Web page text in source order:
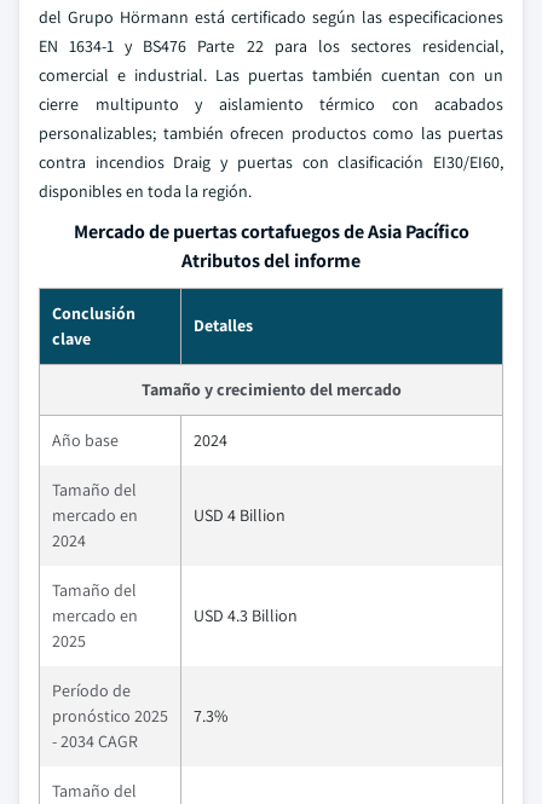
del Grupo Hörmann está certificado según las especificaciones
EN 1634-1 y BS476 Parte 22 para los sectores residencial,
comercial e industrial. Las puertas también cuentan con un
cierre multipunto y aislamiento térmico con acabados
personalizables; también ofrecen productos como las puertas
contra incendios Draig y puertas con clasificación EI30/EI60,
disponibles en toda la región.
Mercado de puertas cortafuegos de Asia Pacífico
Atributos del informe
Conclusión
clave
Detalles
Tamaño y crecimiento del mercado
Año base 2024
Tamaño del
mercado en
2024
USD 4 Billion
Tamaño del
mercado en
2025
USD 4.3 Billion
Período de
pronóstico 2025
- 2034 CAGR
7.3%
Tamaño del